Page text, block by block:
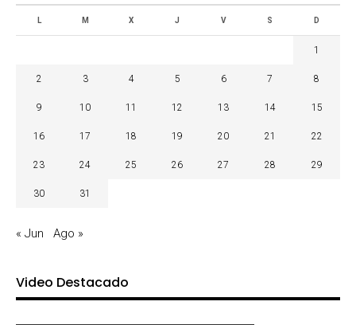
L M X J V S D
1
2 3 4 5 6 7 8
9 10 11 12 13 14 15
16 17 18 19 20 21 22
23 24 25 26 27 28 29
30 31
« Jun Ago »
Video Destacado